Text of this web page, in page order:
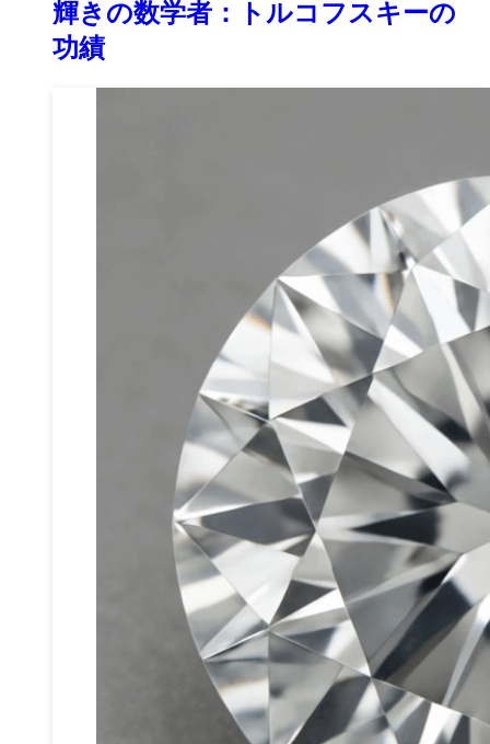
輝きの数学者：トルコフスキーの
功績